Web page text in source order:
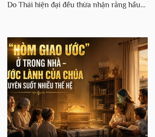
Do Thái hiện đại đều thừa nhận rằng hầu
thân yêu là một trong những bi kịch thử
thách nhất mà một người có thể phải đối
mặt. Ngoài ra, vẫn còn tồn tại một sự kỳ
thị gắn liền với việc tự tử ở nhiều nơi trong
cộng đồng Do Thái, vì trong thực tế thì
truyền thống Do Thái cực kỳ phản đối việc
tự sát trong hầu hết các trườ